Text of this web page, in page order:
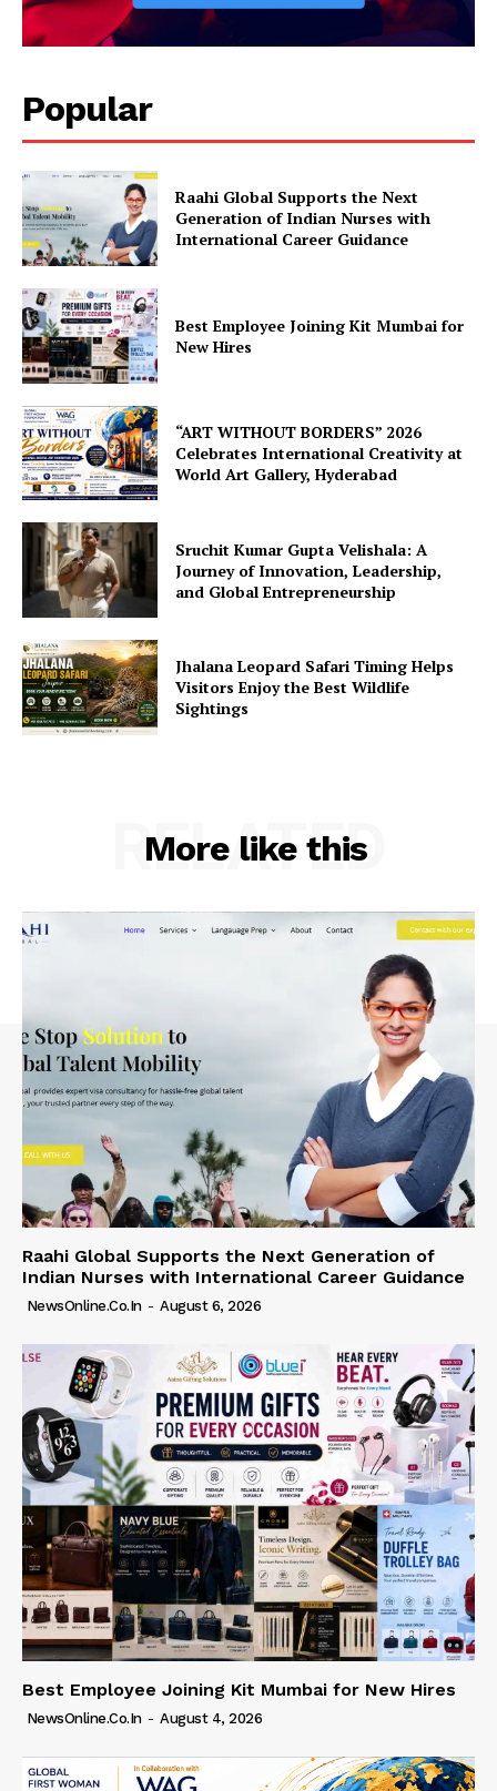
Popular
Raahi Global Supports the Next
Generation of Indian Nurses with
International Career Guidance
Best Employee Joining Kit Mumbai for
New Hires
“ART WITHOUT BORDERS” 2026
Celebrates International Creativity at
World Art Gallery, Hyderabad
Sruchit Kumar Gupta Velishala: A
Journey of Innovation, Leadership,
and Global Entrepreneurship
Jhalana Leopard Safari Timing Helps
Visitors Enjoy the Best Wildlife
Sightings
More like this
RELATED
Raahi Global Supports the Next Generation of
Indian Nurses with International Career Guidance
NewsOnline.co.in - August 6, 2026
Best Employee Joining Kit Mumbai for New Hires
NewsOnline.co.in - August 4, 2026